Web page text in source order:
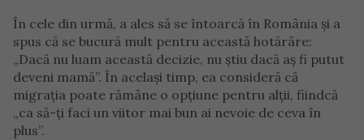
În cele din urmă, a ales să se întoarcă în România și a
spus că se bucură mult pentru această hotărâre:
„Dacă nu luam această decizie, nu știu dacă aș fi putut
deveni mamă”. În același timp, ea consideră că
migrația poate rămâne o opțiune pentru alții, fiindcă
„ca să-ți faci un viitor mai bun ai nevoie de ceva în
plus”.